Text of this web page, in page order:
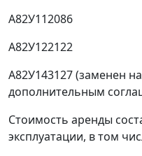
А82У112086
А82У122122
А82У143127 (заменен
дополнительным
Стоимость аренды
эксплуатации, в том